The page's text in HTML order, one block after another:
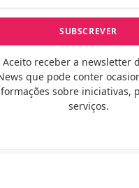
Aceito receber a newsletter
que pode conter
sobre iniciativas,
serviços.